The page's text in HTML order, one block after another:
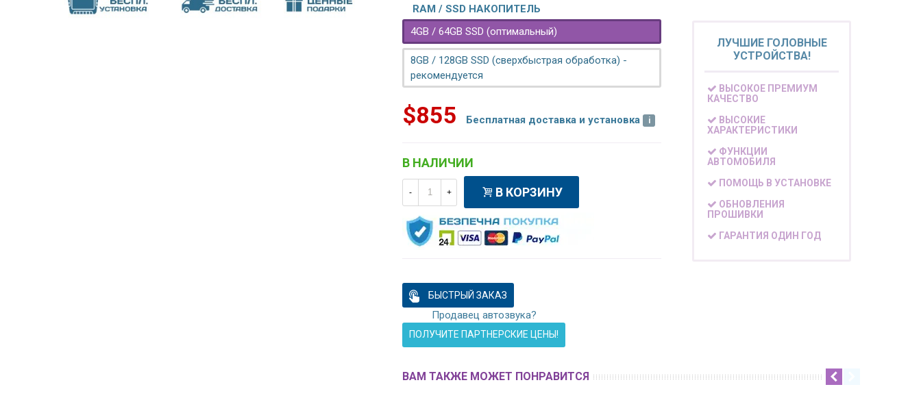
RAM / SSD НАКОПИТЕЛЬ
4GB / 64GB SSD (оптимальный)
8GB / 128GB SSD (сверхбыстрая обработка) -
рекомендуется
$855 Бесплатная доставка и установка
В НАЛИЧИИ
- + В КОРЗИНУ
БЫСТРЫЙ ЗАКАЗ
Продавец автозвука?
ПОЛУЧИТЕ ПАРТНЕРСКИЕ ЦЕНЫ!
ЛУЧШИЕ ГОЛОВНЫЕ
УСТРОЙСТВА!
ВЫСОКОЕ ПРЕМИУМ
КАЧЕСТВО
ВЫСОКИЕ
ХАРАКТЕРИСТИКИ
ФУНКЦИИ
АВТОМОБИЛЯ
ПОМОЩЬ В УСТАНОВКЕ
ОБНОВЛЕНИЯ
ПРОШИВКИ
ГАРАНТИЯ ОДИН ГОД
ВАМ ТАКЖЕ МОЖЕТ ПОНРАВИТСЯ